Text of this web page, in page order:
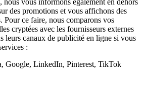
nous vous informons également en dehors
des promotions et vous affichons des
Pour ce faire, nous comparons vos
cryptées avec les fournisseurs externes
leurs canaux de publicité en ligne si vous
:
Google, LinkedIn, Pinterest, TikTok